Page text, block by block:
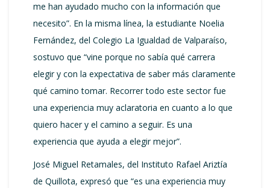
me han ayudado mucho con la información que
necesito”. En la misma línea, la estudiante Noelia
Fernández, del Colegio La Igualdad de Valparaíso,
sostuvo que “vine porque no sabía qué carrera
elegir y con la expectativa de saber más claramente
qué camino tomar. Recorrer todo este sector fue
una experiencia muy aclaratoria en cuanto a lo que
quiero hacer y el camino a seguir. Es una
experiencia que ayuda a elegir mejor”.
José Miguel Retamales, del Instituto Rafael Ariztía
de Quillota, expresó que “es una experiencia muy